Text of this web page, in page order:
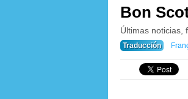
Bon
Últimas noticias,
Traducción